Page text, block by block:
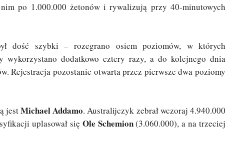
po 1.000.000 żetonów i rywalizują przy 40-minutowych
dość szybki – rozegrano osiem poziomów, w których
wykorzystano dodatkowo cztery razy, a do kolejnego dnia
Rejestracja pozostanie otwarta przez pierwsze dwa poziomy
jestMichael Addamo. Australijczyk zebrał wczoraj 4.940.000
uplasował się Ole Schemion(3.060.000), a na trzeciej